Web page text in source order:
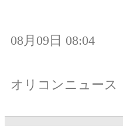
08月09日 08:04
オリコンニュース